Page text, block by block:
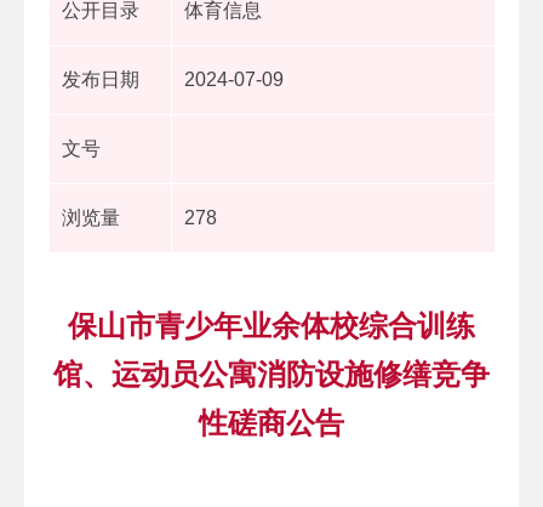
公开目录 体育信息
发布日期 2024-07-09
文号
浏览量 278
保山市青少年业余体校综合训练
馆、运动员公寓消防设施修缮竞争
性磋商公告